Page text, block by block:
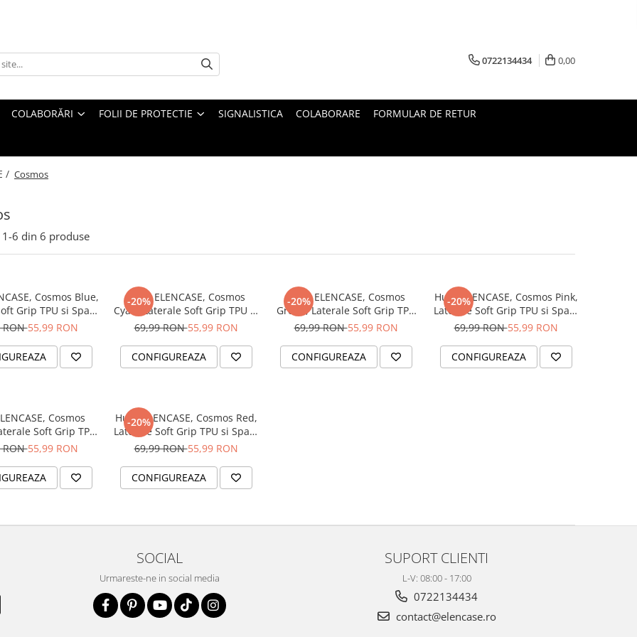
0722134434 0,00
COLABORĂRI FOLII DE PROTECTIE SIGNALISTICA COLABORARE FORMULAR DE RETUR
/ Cosmos
1-6 din 6 produse
Cosmos Blue,
Grip TPU si Spate
Slim, Margini
si a Camerelor
RON55,99 RON
-20%
Husa ELENCASE, Cosmos
Cyan, Laterale Soft Grip TPU si
Spate Hard PC, Slim, Margini
Ecranului si a Camerelor
69,99 RON55,99 RON
CONFIGUREAZA
-20%
Husa ELENCASE, Cosmos
Green, Laterale Soft Grip TPU
si Spate Hard PC, Slim,
Protectia Ecranului si a
Camerelor
69,99 RON55,99 RON
CONFIGUREAZA
-20%
Husa ELENCASE, Cosmos Pink,
Laterale Soft Grip TPU si Spate
Hard PC, Slim, Margini
Ecranului si a Camerelor
69,99 RON55,99 RON
CONFIGUREAZA
Cosmos
Soft Grip TPU
Hard PC, Slim,
Ecranului si a
Camerelor
RON55,99 RON
-20%
Husa ELENCASE, Cosmos Red,
Laterale Soft Grip TPU si Spate
Hard PC, Slim, Margini
Ecranului si a Camerelor
69,99 RON55,99 RON
CONFIGUREAZA
SOCIAL
Urmareste-ne in social media
SUPORT CLIENTI
L-V: 08:00 - 17:00
0722134434
contact@elencase.ro